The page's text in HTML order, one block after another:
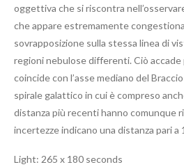
oggettiva che si riscontra
che appare estremamente
sovrapposizione sulla stessa linea di
regioni nebulose differenti. Ciò
coincide con l’asse mediano del
spirale galattico in cui è compreso
distanza più recenti hanno comunque
incertezze indicano una distanza pari a
Light: 265 x 180 seconds